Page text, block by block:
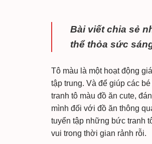
Bài viết chia sẻ
thể thỏa sức
Tô màu là một hoạt động
tập trung. Và để giúp các
tranh tô màu đồ ăn cute,
mình đối với đồ ăn thông
tuyển tập những bức tranh
vui trong thời gian rảnh rỗi.